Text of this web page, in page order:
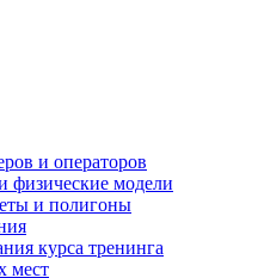
и операторов
физические модели
и полигоны
курса тренинга
мест